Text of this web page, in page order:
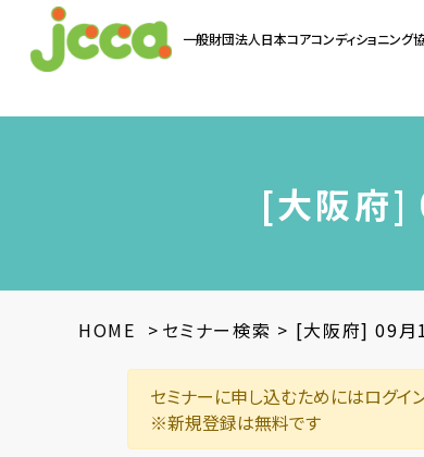
一般財団法人日本コアコンディショニング
[大阪府]
HOME > セミナー検索 > [大阪府] 09月
セミナーに申し込むためにはログイ
※新規登録は無料です